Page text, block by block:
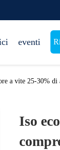
eventi
a vite 25-30%
Iso